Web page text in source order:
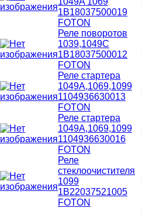
1B18037500019
FOTON
Реле поворотов
1039,1049С
1В18037500012
FOTON
Реле стартера
1049А,1069,1099
1104936630013
FOTON
Реле стартера
1049А,1069,1099
1104936630016
FOTON
Реле
стеклоочистителя
1099
1В22037521005
FOTON